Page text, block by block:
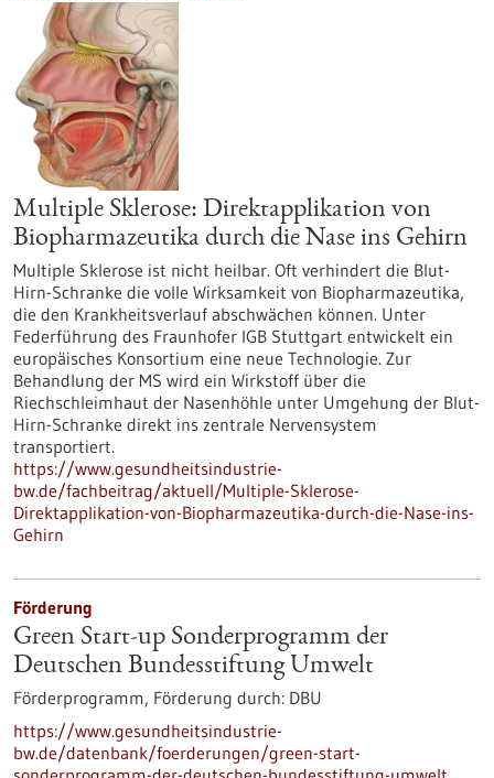
Multiple Sklerose: Direktapplikation von
Biopharmazeutika durch die Nase ins Gehirn
Multiple Sklerose ist nicht heilbar. Oft verhindert die Blut-
Hirn-Schranke die volle Wirksamkeit von Biopharmazeutika,
die den Krankheitsverlauf abschwächen können. Unter
Federführung des Fraunhofer IGB Stuttgart entwickelt ein
europäisches Konsortium eine neue Technologie. Zur
Behandlung der MS wird ein Wirkstoff über die
Riechschleimhaut der Nasenhöhle unter Umgehung der Blut-
Hirn-Schranke direkt ins zentrale Nervensystem
transportiert.
https://www.gesundheitsindustrie-
bw.de/fachbeitrag/aktuell/Multiple-Sklerose-
Direktapplikation-von-Biopharmazeutika-durch-die-Nase-ins-
Gehirn
Förderung
Green Start-up Sonderprogramm der
Deutschen Bundesstiftung Umwelt
Förderprogramm, Förderung durch: DBU
https://www.gesundheitsindustrie-
bw.de/datenbank/foerderungen/green-start-